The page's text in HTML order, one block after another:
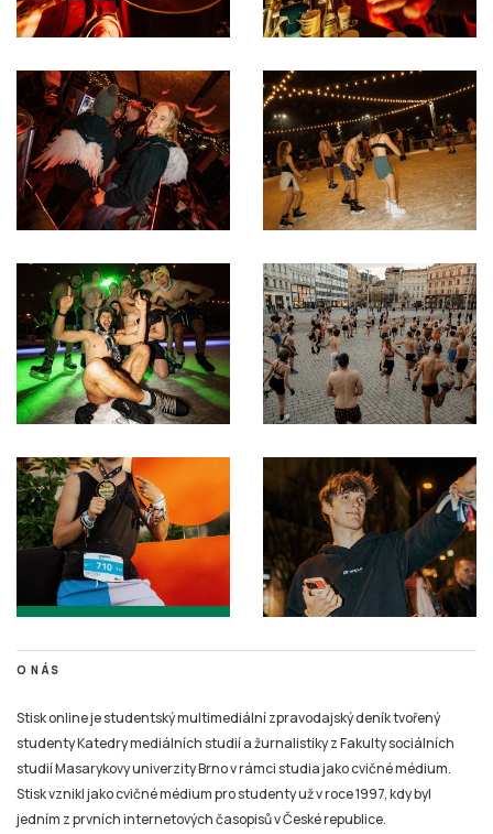
O NÁS
Stisk online je studentský multimediální zpravodajský deník tvořený
studenty Katedry mediálních studií a žurnalistiky z Fakulty sociálních
studií Masarykovy univerzity Brno v rámci studia jako cvičné médium.
Stisk vznikl jako cvičné médium pro studenty už v roce 1997, kdy byl
jedním z prvních internetových časopisů v České republice.